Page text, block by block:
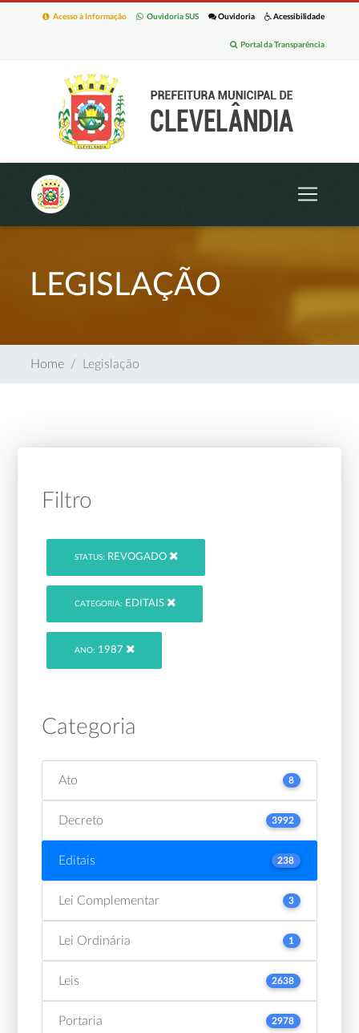
Acessibilidade
Ouvidoria
Ouvidoria SUS
Acesso à Informação
Portal da Transparência
LEGISLAÇÃO
Home Legislação
Filtro
STATUS: REVOGADO
CATEGORIA: EDITAIS
ANO: 1987
Categoria
Ato 8
Decreto 3992
Editais 238
Lei Complementar 3
Lei Ordinária 1
Leis 2638
Portaria 2978